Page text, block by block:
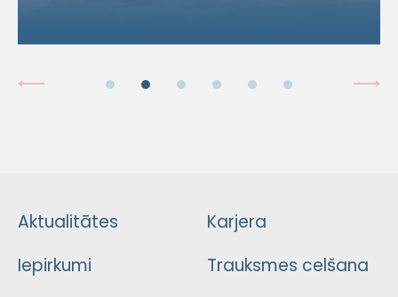
Aktualitātes
Iepirkumi
Karjera
Trauksmes celšana